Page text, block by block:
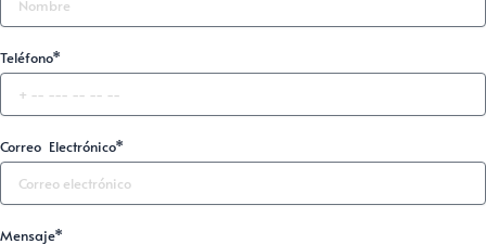
Teléfono*
Correo Electrónico*
Mensaje*